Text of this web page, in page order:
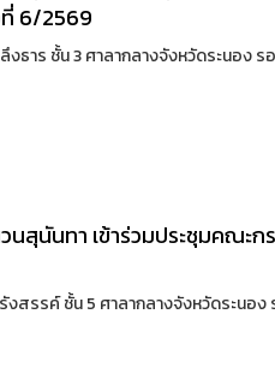
6/2569
าร ชั้น 3 ศาลากลางจังหวัดระนอง ร
สุนันทา เข้าร่วมประชุมคณะก
สรรค์ ชั้น 5 ศาลากลางจังหวัดระนอง